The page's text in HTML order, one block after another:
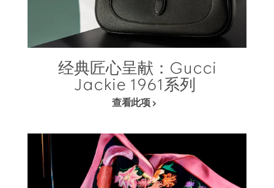
经典匠心呈献：Gucci
Jackie 1961系列
查看此项